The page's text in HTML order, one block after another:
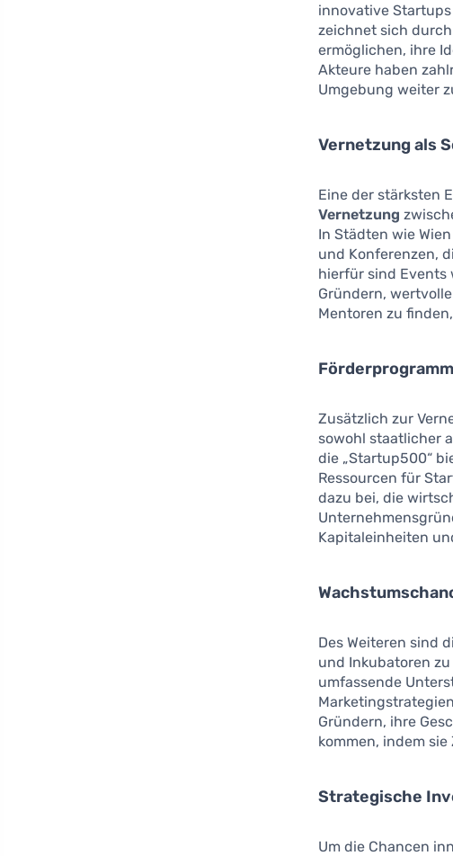
innovative
zeichnet sich
ermöglichen, ihre
Akteure haben
Umgebung weiter
Vernetzung als
Eine der stärksten
Vernetzung
In Städten wie
und Konferenzen,
hierfür sind Events
Gründern,
Mentoren zu
Zusätzlich zur
sowohl staatlicher
die „Startup500“
Ressourcen für
dazu bei, die
Kapitaleinheiten
Des Weiteren sind
und Inkubatoren zu
umfassende
Gründern, ihre
kommen, indem
Strategische
Um die Chancen